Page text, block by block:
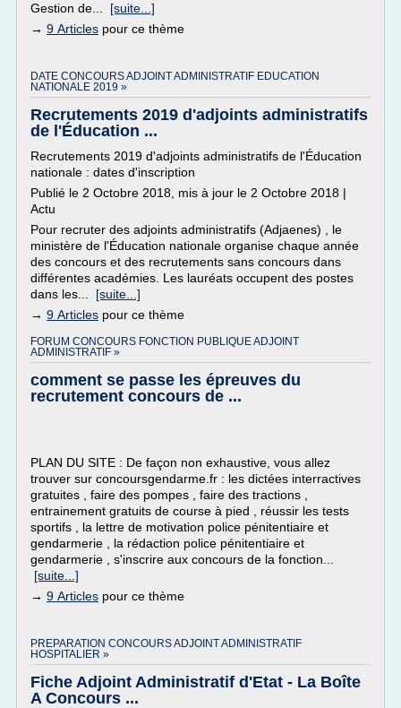
Gestion de... [suite...]
→ 9 Articles pour ce thème
DATE CONCOURS ADJOINT ADMINISTRATIF EDUCATION
NATIONALE 2019 »
Recrutements 2019 d'adjoints administratifs
de l'Éducation ...
Recrutements 2019 d'adjoints administratifs de l'Éducation
nationale : dates d'inscription
Publié le 2 Octobre 2018, mis à jour le 2 Octobre 2018 |
Actu
Pour recruter des adjoints administratifs (Adjaenes) , le
ministère de l'Éducation nationale organise chaque année
des concours et des recrutements sans concours dans
différentes académies. Les lauréats occupent des postes
dans les... [suite...]
→ 9 Articles pour ce thème
FORUM CONCOURS FONCTION PUBLIQUE ADJOINT
ADMINISTRATIF »
comment se passe les épreuves du
recrutement concours de ...
PLAN DU SITE : De façon non exhaustive, vous allez
trouver sur concoursgendarme.fr : les dictées interractives
gratuites , faire des pompes , faire des tractions ,
entrainement gratuits de course à pied , réussir les tests
sportifs , la lettre de motivation police pénitentiaire et
gendarmerie , la rédaction police pénitentiaire et
gendarmerie , s'inscrire aux concours de la fonction...
[suite...]
→ 9 Articles pour ce thème
PREPARATION CONCOURS ADJOINT ADMINISTRATIF
HOSPITALIER »
Fiche Adjoint Administratif d'Etat - La Boîte
A Concours ...